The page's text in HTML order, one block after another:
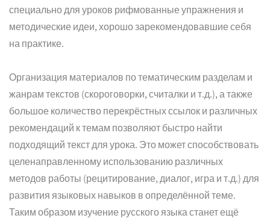
специально для уроков рифмованные упражнения и
методические идеи, хорошо зарекомендовавшие себя
на практике.
Организация материалов по тематическим разделам и
жанрам текстов (скороговорки, считалки и т.д.), а также
большое количество перекрёстных ссылок и различных
рекомендаций к темам позволяют быстро найти
подходящий текст для урока. Это может способствовать
целенаправленному использованию различных
методов работы (рецитирование, диалог, игра и т.д.) для
развития языковых навыков в определённой теме.
Таким образом изучение русского языка станет ещё